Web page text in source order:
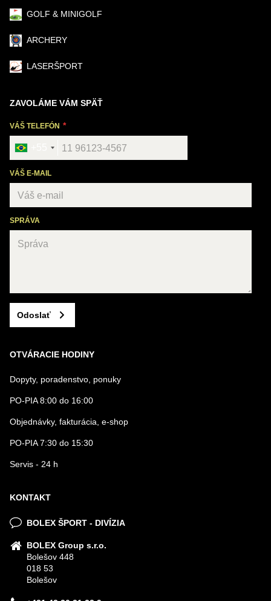
GOLF & MINIGOLF
ARCHERY
LASERŠPORT
ZAVOLÁME VÁM SPÄŤ
VÁŠ TELEFÓN
VÁŠ E-MAIL
SPRÁVA
Odoslať
OTVÁRACIE HODINY
Dopyty, poradenstvo, ponuky
PO-PIA 8:00 do 16:00
Objednávky, fakturácia, e-shop
PO-PIA 7:30 do 15:30
Servis - 24 h
KONTAKT
BOLEX ŠPORT - DIVÍZIA
BOLEX Group s.r.o.
Bolešov 448
018 53
Bolešov